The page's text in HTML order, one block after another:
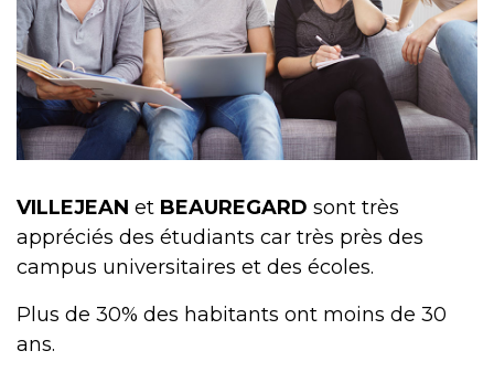
VILLEJEAN et BEAUREGARD sont très
appréciés des étudiants car très près des
campus universitaires et des écoles.
Plus de 30% des habitants ont moins de 30
ans.